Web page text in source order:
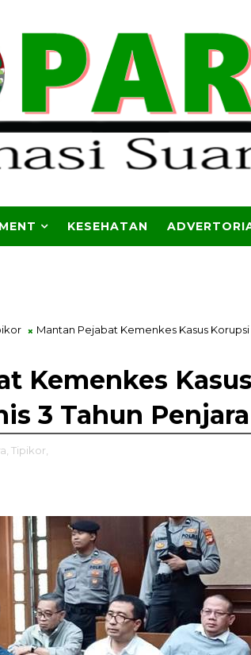
KESEHATAN
Mantan Pejabat Kemenkes Kasus Korupsi
Kemenkes
3 Tahun Penjara
Tipikor,